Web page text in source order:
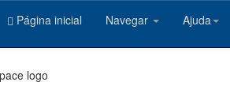
Página inicial Navegar Ajuda